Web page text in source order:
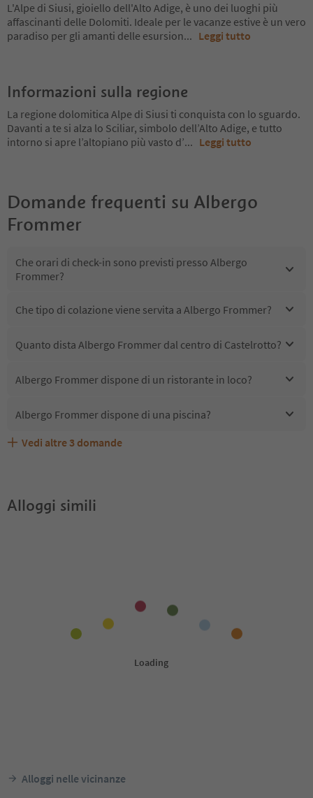
L'Alpe di Siusi, gioiello dell'Alto Adige, è uno dei luoghi più
affascinanti delle Dolomiti. Ideale per le vacanze estive è un vero
paradiso per gli amanti delle esursion... Leggi tutto
Informazioni sulla regione
La regione dolomitica Alpe di Siusi ti conquista con lo sguardo.
Davanti a te si alza lo Sciliar, simbolo dell’Alto Adige, e tutto
intorno si apre l’altopiano più vasto d’... Leggi tutto
Domande frequenti su Albergo
Frommer
Che orari di check-in sono previsti presso Albergo
Frommer?
Che tipo di colazione viene servita a Albergo Frommer?
Quanto dista Albergo Frommer dal centro di Castelrotto?
Albergo Frommer dispone di un ristorante in loco?
Albergo Frommer dispone di una piscina?
Albergo Frommer accetta animali domestici?
Quali servizi/attività sono disponibili presso Albergo
Gli ospiti di Albergo Frommer ricevono l'Alto Adige Guest
Vedi altre 3 domande
Alloggi simili
Alloggi nelle vicinanze